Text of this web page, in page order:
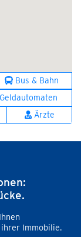
Bus & Bahn
Geldautomaten
Ärzte
Immobilie.